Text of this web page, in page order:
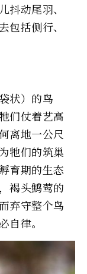
动尾羽、
包括侧行、
状）的鸟
们仗着艺高
离地一公尺
牠们的筑巢
育期的生态
褐头鹪莺的
弃守整个鸟
律。